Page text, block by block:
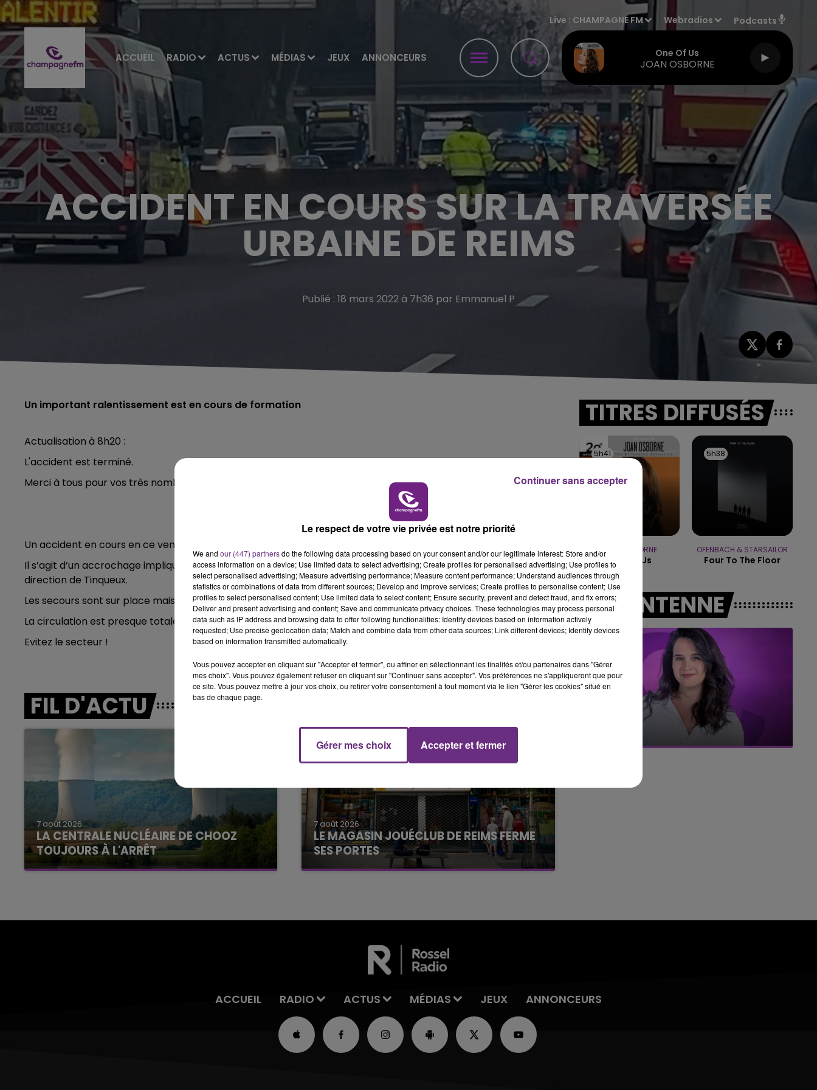
ACCUEIL RADIO ACTUS MÉDIAS JEUX ANNONCEURS
Live : CHAMPAGNE FM Webradios Podcasts
One Of Us
JOAN OSBORNE
7h00 - 11h00
BEST OF
11h00 - 16h00
LE WEEK-END CHAMPAGNE FM
16h00 - 20h00
LE WEEK-END CHAMPAGNE FM
ACCIDENT EN COURS SUR LA TRAVERSÉE
URBAINE DE REIMS
Publié : 18 mars 2022 à 7h36 par Emmanuel P
Un important ralentissement est en cours de formation
Actualisation à 8h20 :
L'accident est terminé.
Merci à tous pour vos très nombreux signalements
Un accident en cours en ce vendredi matin sur la traversée urbaine de Reims.
Il s’agit d’un accrochage impliquant une voiture et un camion, juste après l’échangeur de Cormontreuil en
direction de Tinqueux.
Les secours sont sur place mais il n'y a pas de blessé.
La circulation est presque totalement à l'arrêt.
Evitez le secteur !
FIL D'ACTU
7 août 2026
LA CENTRALE NUCLÉAIRE DE CHOOZ
TOUJOURS À L'ARRÊT
Cela fait déjà une semaine que la centrale
7 août 2026
LE MAGASIN JOUÉCLUB DE REIMS FERME
SES PORTES
C'était l'une des institutions du centre-ville
TITRES DIFFUSÉS
5h41
5h41
JOAN OSBORNE
One Of Us
5h38
5h38
OFENBACH & STARSAILOR
Four To The Floor
A L'ANTENNE
11h00 - 16h00
Le week-end Champagne FM Le Week-end Champagne FM
ACCUEIL RADIO ACTUS MÉDIAS JEUX ANNONCEURS
Le respect de votre vie privée est notre priorité
We and our (447) partnersdo the following data processing based on your consent and/or our legitimate interest: Store and/or
access information on a device; Use limited data to select advertising; Create profiles for personalised advertising; Use profiles to
select personalised advertising; Measure advertising performance; Measure content performance; Understand audiences through
statistics or combinations of data from different sources; Develop and improve services; Create profiles to personalise content; Use
profiles to select personalised content; Use limited data to select content; Ensure security, prevent and detect fraud, and fix errors;
Deliver and present advertising and content; Save and communicate privacy choices. These technologies may process personal
data such as IP address and browsing data to offer following functionalities: Identify devices based on information actively
requested; Use precise geolocation data; Match and combine data from other data sources; Link different devices; Identify devices
based on information transmitted automatically.
Vous pouvez accepter en cliquant sur "Accepter et fermer", ou affiner en sélectionnant les finalités et/ou partenaires dans "Gérer
mes choix". Vous pouvez également refuser en cliquant sur "Continuer sans accepter". Vos préférences ne s'appliqueront que pour
ce site. Vous pouvez mettre à jour vos choix, ou retirer votre consentement à tout moment via le lien "Gérer les cookies" situé en
bas de chaque page.
Gérer mes choix Accepter et fermer
Continuer sans accepter